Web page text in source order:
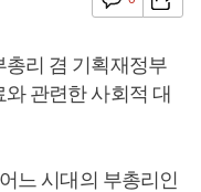
리 겸 기획재정부
관련한 사회적 대
느 시대의 부총리인